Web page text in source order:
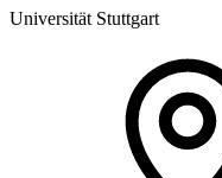
Universität Stuttgart